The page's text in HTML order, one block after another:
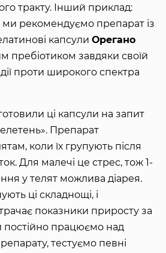
тракту. Інший приклад:
рекомендуємо препарат із
капсули Орегано
пребіотиком завдяки своїй
проти широкого спектра
ці капсули на запит
Препарат
коли їх групують після
Для малечі це стрес, тож 1-
у телят можлива діарея.
ці складнощі, і
показники приросту за
постійно працюємо над
тестуємо певні